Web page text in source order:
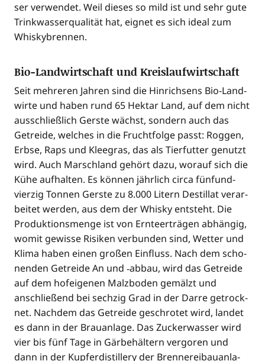
ser ver­wen­det. Weil die­ses so mild ist und sehr gute
Trink­was­ser­qua­li­tät hat, eig­net es sich ide­al zum
Whiskybrennen.
Bio-Landwirtschaft und Kreislaufwirtschaft
Seit meh­re­ren Jah­ren sind die Hin­rich­sens Bio-Land­
wir­te und haben rund 65 Hekt­ar Land, auf dem nicht
aus­schließ­lich Gers­te wächst, son­dern auch das
Getrei­de, wel­ches in die Frucht­fol­ge passt: Rog­gen,
Erb­se, Raps und Klee­gras, das als Tier­fut­ter genutzt
wird. Auch Marsch­land gehört dazu, wor­auf sich die
Kühe auf­hal­ten. Es kön­nen jähr­lich cir­ca fünf­und­
vier­zig Ton­nen Gers­te zu 8.000 Litern Destil­lat ver­ar­
bei­tet wer­den, aus dem der Whis­ky ent­steht. Die
Pro­duk­ti­ons­men­ge ist von Ern­te­er­trä­gen abhän­gig,
womit gewis­se Risi­ken ver­bun­den sind, Wet­ter und
Kli­ma haben einen gro­ßen Ein­fluss. Nach dem scho­
nen­den Getrei­de An und ‑abbau, wird das Getrei­de
auf dem hof­ei­ge­nen Malz­bo­den gemälzt und
anschlie­ßend bei sech­zig Grad in der Dar­re getrock­
net. Nach­dem das Getrei­de geschro­tet wird, lan­det
es dann in der Brau­an­la­ge. Das Zucker­was­ser wird
vier bis fünf Tage in Gär­be­häl­tern ver­go­ren und
dann in der Kup­fer­di­stil­lery der Bren­ne­rei­bau­an­la­